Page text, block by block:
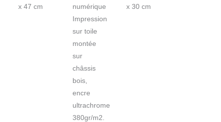
x 47 cm
numérique
Impression
sur toile
montée
sur
châssis
bois,
encre
ultrachrome
380gr/m2.
x 30 cm